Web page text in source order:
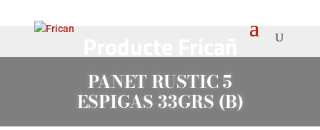
PANET RUSTIC 5
ESPIGAS 33GRS (B)